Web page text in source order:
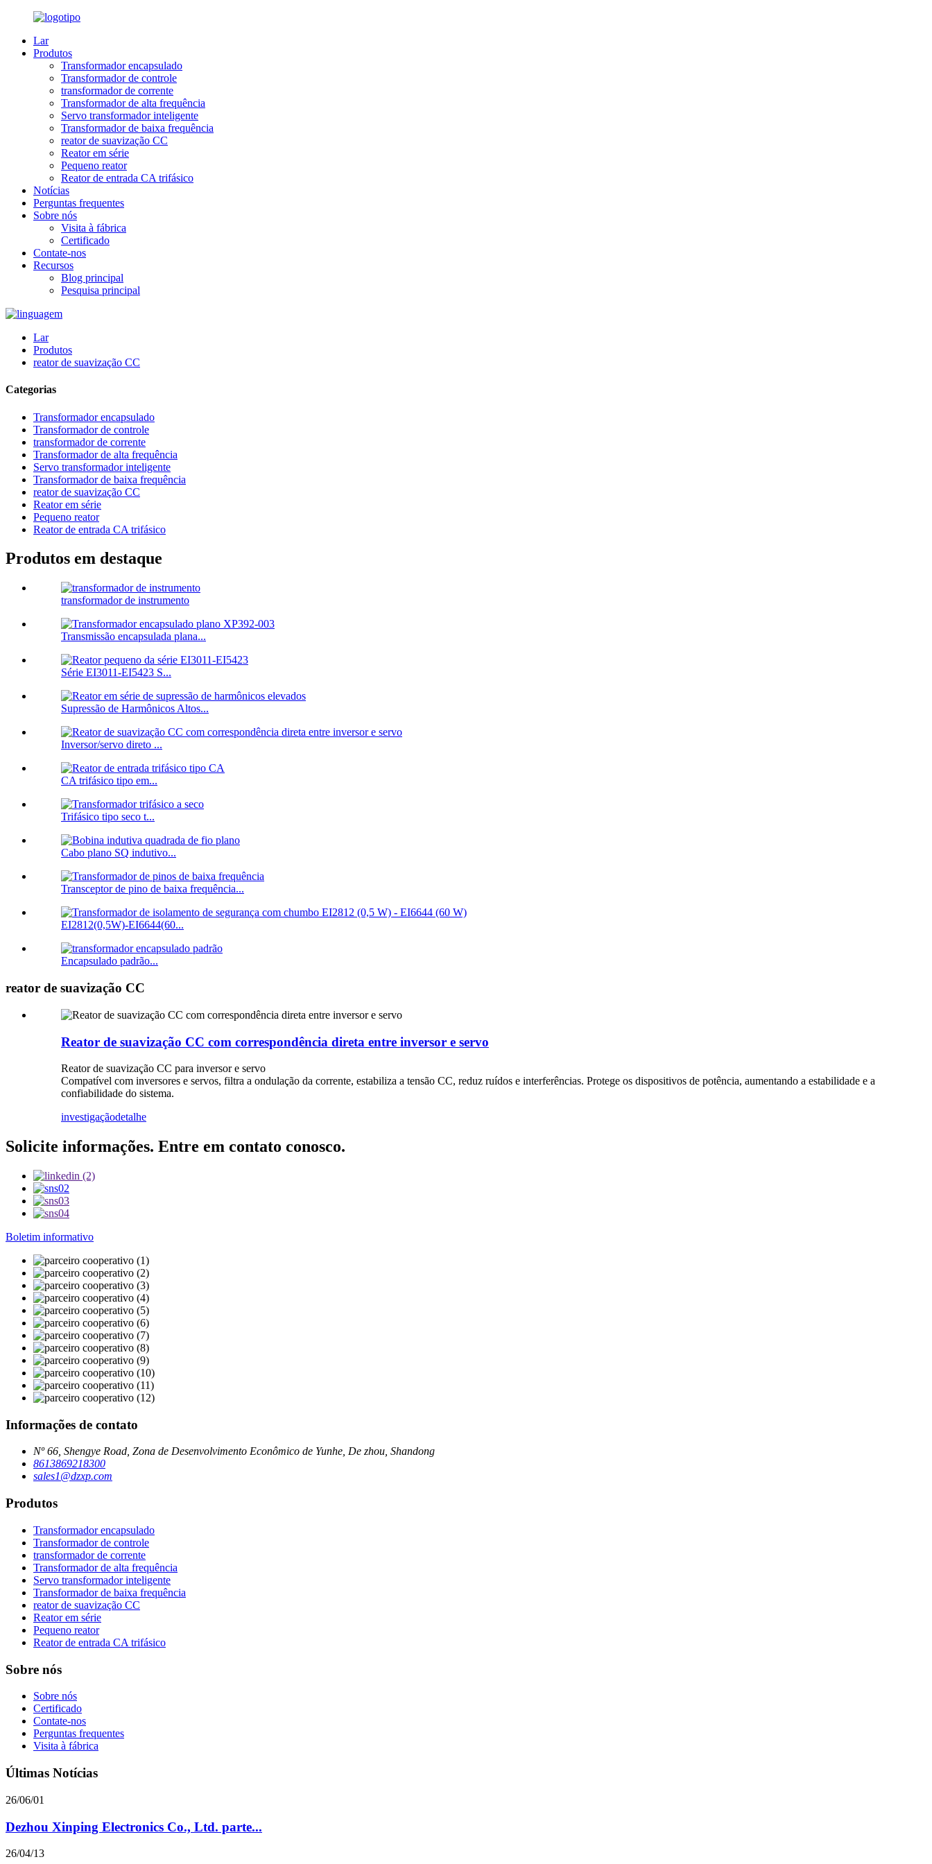
Lar
Produtos
Transformador encapsulado
Transformador de controle
transformador de corrente
Transformador de alta frequência
Servo transformador inteligente
Transformador de baixa frequência
reator de suavização CC
Reator em série
Pequeno reator
Reator de entrada CA trifásico
Notícias
Perguntas frequentes
Sobre nós
Visita à fábrica
Certificado
Contate-nos
Recursos
Blog principal
Pesquisa principal
Lar
Produtos
reator de suavização CC
Categorias
Transformador encapsulado
Transformador de controle
transformador de corrente
Transformador de alta frequência
Servo transformador inteligente
Transformador de baixa frequência
reator de suavização CC
Reator em série
Pequeno reator
Reator de entrada CA trifásico
Produtos em destaque
transformador de instrumento
Transmissão encapsulada plana...
Série EI3011-EI5423 S...
Supressão de Harmônicos Altos...
Inversor/servo direto ...
CA trifásico tipo em...
Trifásico tipo seco t...
Cabo plano SQ indutivo...
Transceptor de pino de baixa frequência...
EI2812(0,5W)-EI6644(60...
Encapsulado padrão...
reator de suavização CC
Reator de suavização CC com correspondência direta entre inversor e servo
Reator de suavização CC para inversor e servo
Compatível com inversores e servos, filtra a ondulação da corrente, estabiliza a tensão CC, reduz ruídos e interferências. Protege os dispositivos de potência, aumentando a estabilidade e a
confiabilidade do sistema.
investigaçãodetalhe
Solicite informações. Entre em contato conosco.
Boletim informativo
Informações de contato
Nº 66, Shengye Road, Zona de Desenvolvimento Econômico de Yunhe, De zhou, Shandong
8613869218300
sales1@dzxp.com
Produtos
Transformador encapsulado
Transformador de controle
transformador de corrente
Transformador de alta frequência
Servo transformador inteligente
Transformador de baixa frequência
reator de suavização CC
Reator em série
Pequeno reator
Reator de entrada CA trifásico
Sobre nós
Sobre nós
Certificado
Contate-nos
Perguntas frequentes
Visita à fábrica
Últimas Notícias
26/06/01
Dezhou Xinping Electronics Co., Ltd. parte...
26/04/13